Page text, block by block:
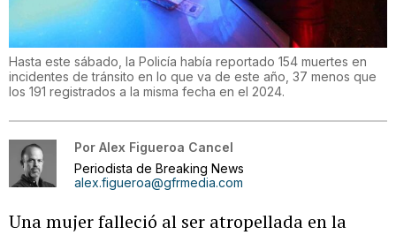
Hasta este sábado, la Policía había reportado 154 muertes en
incidentes de tránsito en lo que va de este año, 37 menos que
los 191 registrados a la misma fecha en el 2024.
Por Alex Figueroa Cancel
Periodista de Breaking News
alex.figueroa@gfrmedia.com
Una mujer falleció al ser atropellada en la